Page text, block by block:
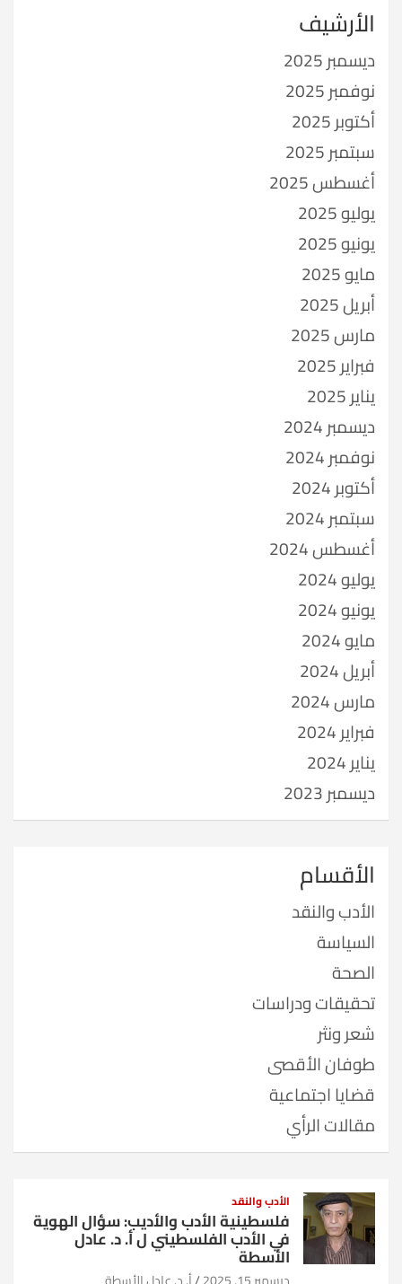
الأرشيف
ديسمبر 2025
نوفمبر 2025
أكتوبر 2025
سبتمبر 2025
أغسطس 2025
يوليو 2025
يونيو 2025
مايو 2025
أبريل 2025
مارس 2025
فبراير 2025
يناير 2025
ديسمبر 2024
نوفمبر 2024
أكتوبر 2024
سبتمبر 2024
أغسطس 2024
يوليو 2024
يونيو 2024
مايو 2024
أبريل 2024
مارس 2024
فبراير 2024
يناير 2024
ديسمبر 2023
الأقسام
الأدب والنقد
السياسة
الصحة
تحقيقات ودراسات
شعر ونثر
طوفان الأقصى
قضايا اجتماعية
مقالات الرأي
الأدب والنقد
فلسطينية الأدب والأديب: سؤال الهوية
في الأدب الفلسطيني ل أ. د. عادل
الأسطة